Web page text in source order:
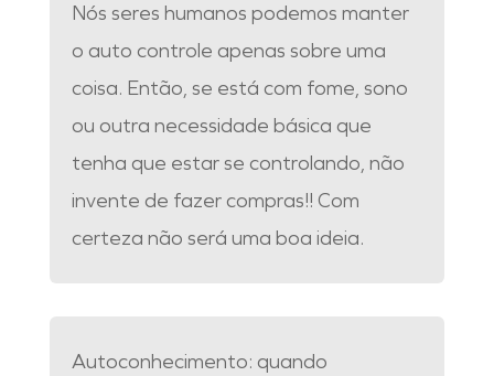
Nós seres humanos podemos manter
o auto controle apenas sobre uma
coisa. Então, se está com fome, sono
ou outra necessidade básica que
tenha que estar se controlando, não
invente de fazer compras!! Com
certeza não será uma boa ideia.
Autoconhecimento: quando